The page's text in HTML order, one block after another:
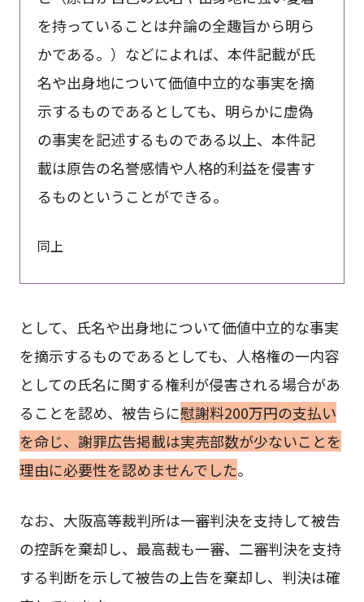
を持っていることは弁論の全趣旨から明ら
かである。）などによれば、本件記載が氏
名や出身地について価値中立的な事実を摘
示するものであるとしても、明らかに虚偽
の事実を記述するものである以上、本件記
載は原告の名誉感情や人格的利益を侵害す
るものということができる。
同上
として、氏名や出身地について価値中立的な事実
を摘示するものであるとしても、人格権の一内容
としての氏名に関する権利が侵害される場合があ
ることを認め、被告らに慰謝料200万円の支払い
を命じ、謝罪広告掲載は実売部数が少ないことを
理由に必要性を認めませんでした。
なお、大阪高等裁判所は一審判決を支持して被告
の控訴を棄却し、最高裁も一審、二審判決を支持
する判断を示して被告の上告を棄却し、判決は確